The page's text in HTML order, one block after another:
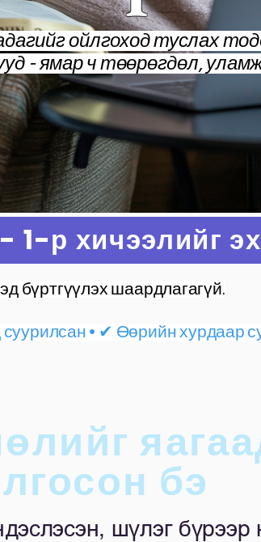
ойлгоход туслах
- ямар ч төөрөгдөл,
1-р хичээлийг
бүртгүүлэх шаардлагагүй.
• ✔ Өөрийн хурдаар
бэ
шүлэг бүрээр